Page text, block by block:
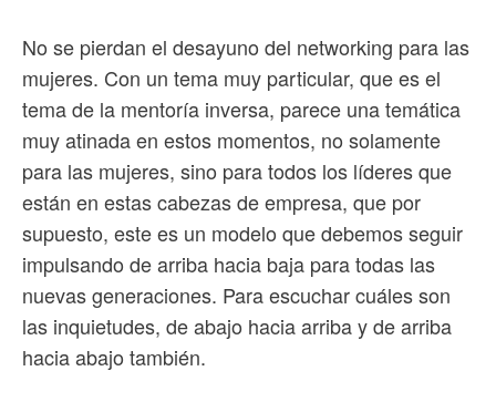
No se pierdan el desayuno del networking para las
mujeres. Con un tema muy particular, que es el
tema de la mentoría inversa, parece una temática
muy atinada en estos momentos, no solamente
para las mujeres, sino para todos los líderes que
están en estas cabezas de empresa, que por
supuesto, este es un modelo que debemos seguir
impulsando de arriba hacia baja para todas las
nuevas generaciones. Para escuchar cuáles son
las inquietudes, de abajo hacia arriba y de arriba
hacia abajo también.